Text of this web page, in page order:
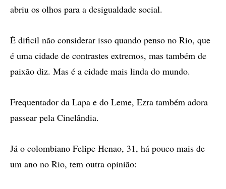
abriu os olhos para a desigualdade social.
É dificil não considerar isso quando penso no Rio, que
é uma cidade de contrastes extremos, mas também de
paixão diz. Mas é a cidade mais linda do mundo.
Frequentador da Lapa e do Leme, Ezra também adora
passear pela Cinelândia.
Já o colombiano Felipe Henao, 31, há pouco mais de
um ano no Rio, tem outra opinião: